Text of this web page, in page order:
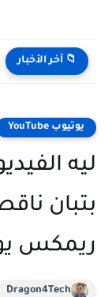
📁 آخر الأخبار
يوتيوب YouTube
ليه
بتبان
ريمكس
Dragon4Tech